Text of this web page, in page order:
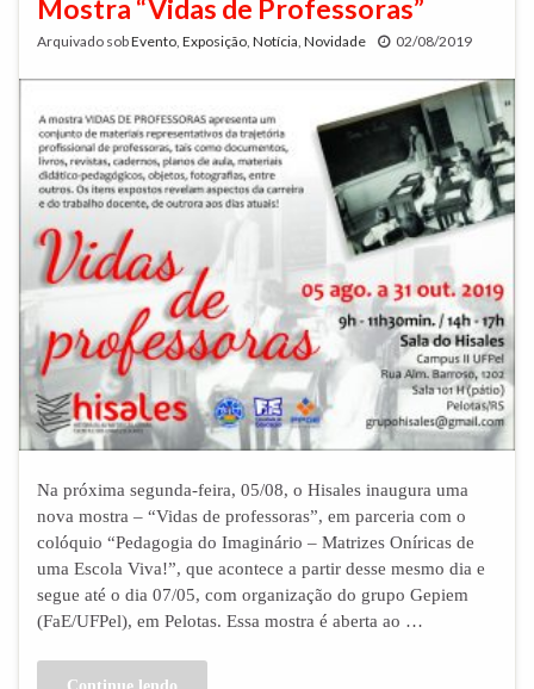
Mostra “Vidas de Professoras”
Arquivado sobEvento Exposição Notícia Novidade 02/08/2019
Na próxima segunda-feira, 05/08, o Hisales inaugura uma
nova mostra – “Vidas de professoras”, em parceria com o
colóquio “Pedagogia do Imaginário – Matrizes Oníricas de
uma Escola Viva!”, que acontece a partir desse mesmo dia e
segue até o dia 07/05, com organização do grupo Gepiem
(FaE/UFPel), em Pelotas. Essa mostra é aberta ao …